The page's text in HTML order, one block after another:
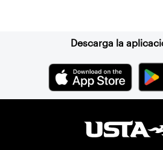
Descarga la